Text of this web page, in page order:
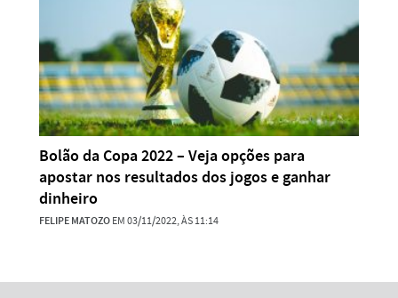
Bolão da Copa 2022 – Veja opções para
apostar nos resultados dos jogos e ganhar
dinheiro
FELIPE MATOZOEM 03/11/2022, ÀS 11:14